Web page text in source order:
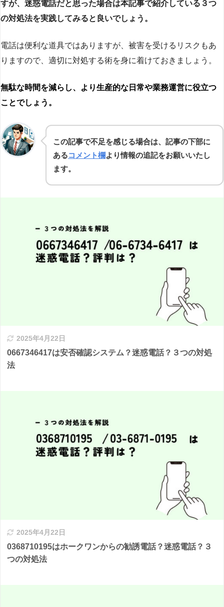
すが、迷惑電話だと思った場合は本記事で紹介している３つ
の対処法を実践してみると良いでしょう。
電話は便利な道具ではありますが、被害を受けるリスクもあ
りますので、適切に対処する術を身に着けておきましょう。
無駄な時間を減らし、より生産的な日常や業務運営に役立つ
ことでしょう。
この記事で不足を感じる場合は、記事の下部に
あるコメント欄より情報の追記をお願いいたし
ます。
2025年4月22日
0667346417は安否確認システム？迷惑電話？３つの対処
法
2025年4月22日
0368710195はホークワンからの勧誘電話？迷惑電話？３
つの対処法